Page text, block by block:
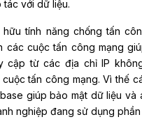
với dữ liệu.
tính năng chống tấn
các cuộc tấn công mạng
cập từ các địa chỉ IP
tấn công mạng. Vì thế
giúp bảo mật dữ liệu và
nghiệp đang sử dụng phần